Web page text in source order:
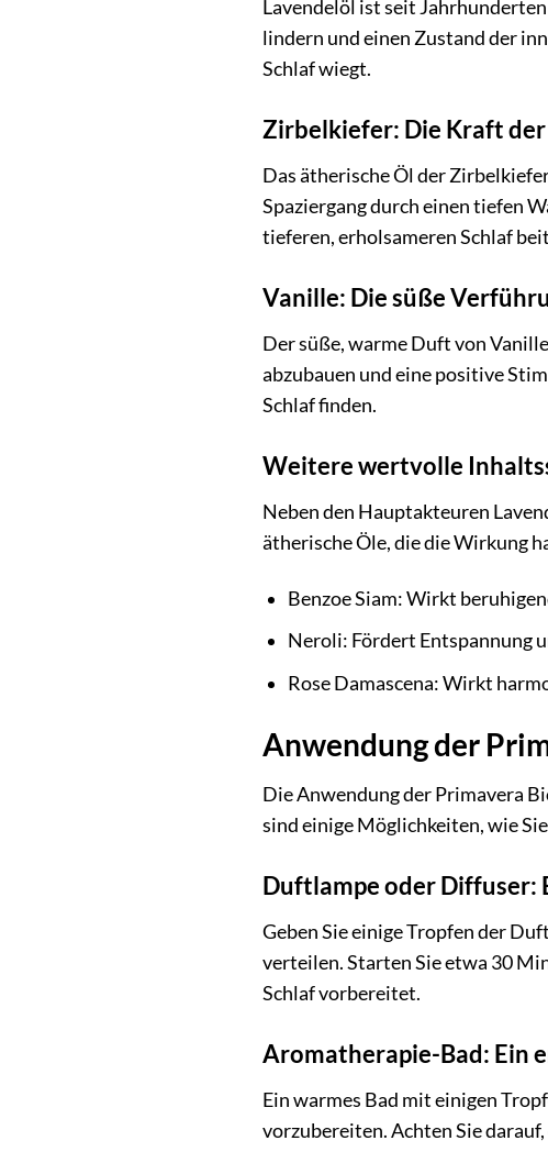
Lavendelöl ist seit
lindern und einen Zustand der
Schlaf wiegt.
Zirbelkiefer: Die Kraft
Das ätherische Öl der
Spaziergang durch einen tiefen
tieferen, erholsameren Schlaf
Vanille: Die süße
Der süße, warme Duft von
abzubauen und eine positive
Schlaf finden.
Weitere wertvolle
Neben den Hauptakteuren
ätherische Öle, die die Wirkung
Benzoe Siam: Wirkt
Neroli: Fördert Entspannung
Rose Damascena: Wirkt
Anwendung der
Die Anwendung der Primavera
sind einige Möglichkeiten, wie
Duftlampe oder Diffuser:
Geben Sie einige Tropfen der
verteilen. Starten Sie etwa 30
Schlaf vorbereitet.
Aromatherapie-Bad: Ein
Ein warmes Bad mit einigen
vorzubereiten. Achten Sie